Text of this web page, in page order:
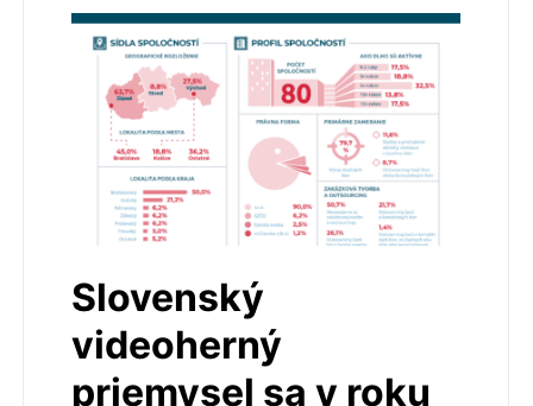
Slovenský
videoherný
priemysel sa v roku